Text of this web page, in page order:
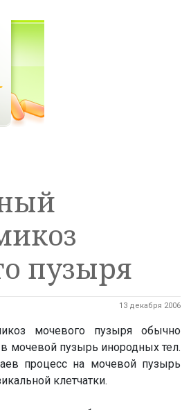
пузыря
13 декабря 2006
мочевого пузыря обычно
мочевой пузырь инородных тел.
процесс на мочевой пузырь
клетчатки.